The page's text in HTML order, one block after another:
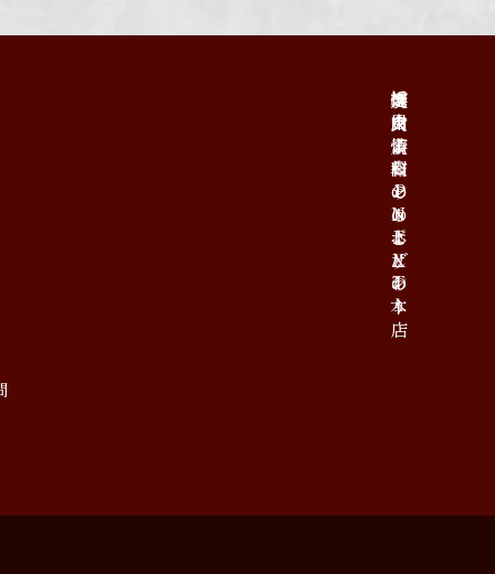
総合TOP
炭火焼肉enよしの本店
焼肉よしのNEXT
焼肉よしののこだわり
採用情報
コラム
プライバシーポリシー